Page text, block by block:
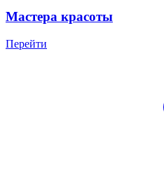
Мастера красоты
Перейти